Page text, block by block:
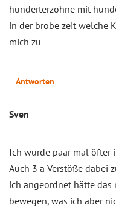
hunderterzohne mit
in der brobe zeit welche
mich zu
Antworten
Sven
Ich wurde paar mal öfter
Auch 3 a Verstöße dabei
ich angeordnet hätte das
bewegen, was ich aber